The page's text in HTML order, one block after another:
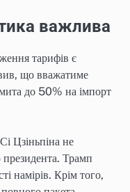
важлива
тарифів є
що вважатиме
до 50% на імпорт
Цзіньпіна не
президента. Трамп
намірів. Крім того,